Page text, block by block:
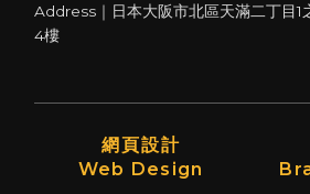
Address｜日本大阪市北區天滿二丁目1
4樓
網頁設計
Web Design